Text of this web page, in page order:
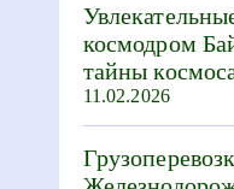
космодром
тайны
11.02.2026